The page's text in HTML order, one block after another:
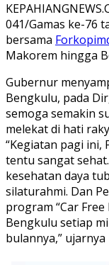
041/Gamas ke-76
bersama
Makorem hingga
Gubernur
Bengkulu, pada
semoga semakin
melekat di hati
“Kegiatan pagi ini,
tentu sangat
kesehatan daya
silaturahmi. Dan
program “Car
Bengkulu setiap
bulannya,”